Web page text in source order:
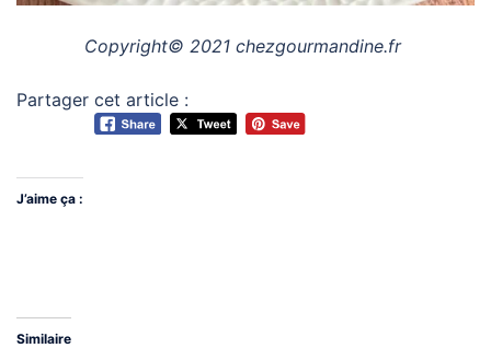
Copyright© 2021 chezgourmandine.fr
Partager cet article :
J’aime ça :
Similaire